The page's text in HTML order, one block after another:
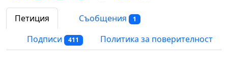
Петиция Съобщения 1
Подписи 411 Политика за поверителност